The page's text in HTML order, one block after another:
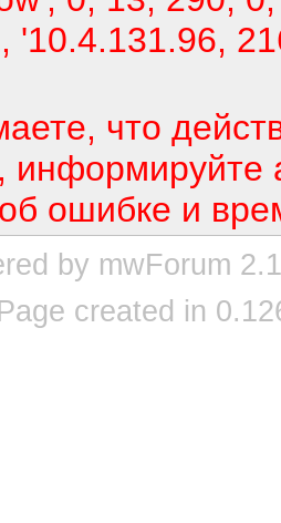
'10.4.131.96,
что
информируйте
ошибке и
by mwForum
created in